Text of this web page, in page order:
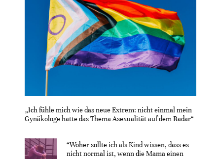
„Ich fühle mich wie das neue Extrem: nicht einmal mein
Gynäkologe hatte das Thema Asexualität auf dem Radar“
“Woher sollte ich als Kind wissen, dass es
nicht normal ist, wenn die Mama einen